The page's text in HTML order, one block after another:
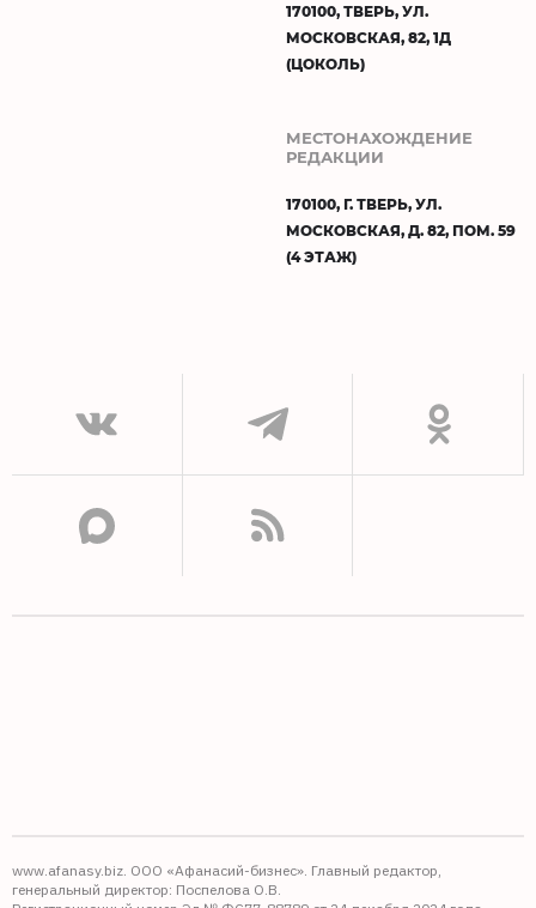
170100, ТВЕРЬ, УЛ.
МОСКОВСКАЯ, 82, 1Д
(ЦОКОЛЬ)
МЕСТОНАХОЖДЕНИЕ
РЕДАКЦИИ
170100, Г. ТВЕРЬ, УЛ.
МОСКОВСКАЯ, Д. 82, ПОМ. 59
(4 ЭТАЖ)
www.afanasy.biz. ООО «Афанасий-бизнес». Главный редактор,
генеральный директор: Поспелова О.В.